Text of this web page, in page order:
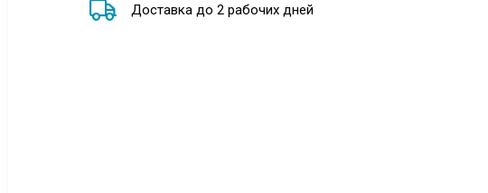
Доставка до 2 рабочих дней